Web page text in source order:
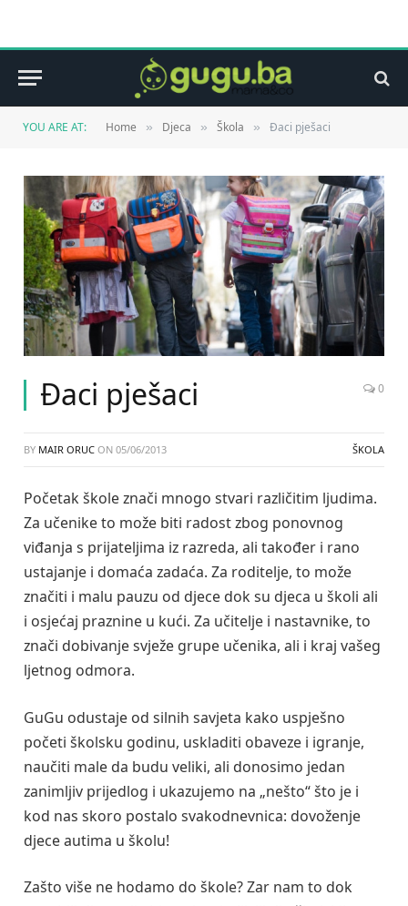
YOU ARE AT: Home » Djeca » Škola » Đaci pješaci
Đaci pješaci 0
BY MAIR ORUC ON 05/06/2013 ŠKOLA
Početak škole znači mnogo stvari različitim ljudima.
Za učenike to može biti radost zbog ponovnog
viđanja s prijateljima iz razreda, ali također i rano
ustajanje i domaća zadaća. Za roditelje, to može
značiti i malu pauzu od djece dok su djeca u školi ali
i osjećaj praznine u kući. Za učitelje i nastavnike, to
znači dobivanje svježe grupe učenika, ali i kraj vašeg
ljetnog odmora.
GuGu odustaje od silnih savjeta kako uspješno
početi školsku godinu, uskladiti obaveze i igranje,
naučiti male da budu veliki, ali donosimo jedan
zanimljiv prijedlog i ukazujemo na „nešto“ što je i
kod nas skoro postalo svakodnevnica: dovoženje
djece autima u školu!
Zašto više ne hodamo do škole? Zar nam to dok